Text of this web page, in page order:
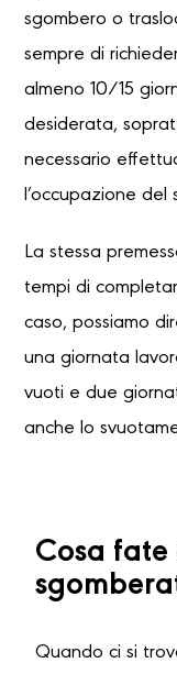
sgombero o
sempre di
almeno 10/15
desiderata,
necessario
l’occupazione del
La stessa
tempi di
caso, possiamo
una giornata
vuoti e due
anche lo
Cosa
Quando ci si